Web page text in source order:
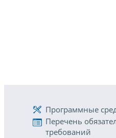
Программные
Перечень
требований